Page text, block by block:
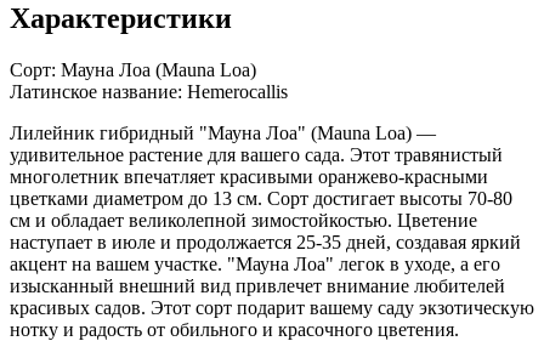
Характеристики
Сорт: Мауна Лоа (Mauna Loa)
Латинское название: Hemerocallis
Лилейник гибридный "Мауна Лоа" (Mauna Loa) —
удивительное растение для вашего сада. Этот травянистый
многолетник впечатляет красивыми оранжево-красными
цветками диаметром до 13 см. Сорт достигает высоты 70-80
см и обладает великолепной зимостойкостью. Цветение
наступает в июле и продолжается 25-35 дней, создавая яркий
акцент на вашем участке. "Мауна Лоа" легок в уходе, а его
изысканный внешний вид привлечет внимание любителей
красивых садов. Этот сорт подарит вашему саду экзотическую
нотку и радость от обильного и красочного цветения.